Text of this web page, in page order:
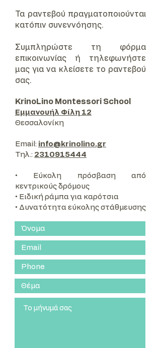
Τα ραντεβού πραγματοποιούνται
κατόπιν συνεννόησης.
Συμπληρώστε τη φόρμα
επικοινωνίας ή τηλεφωνήστε
μας για να κλείσετε το ραντεβού
σας.
KrinoLino Montessori School
Εμμανουήλ Φίλη 12
Θεσσαλονίκη
Email: info@krinolino.gr
Τηλ.: 2310915444
• Εύκολη πρόσβαση από
κεντρικούς δρόμους
• Ειδική ράμπα για καρότσια
• Δυνατότητα εύκολης στάθμευσης